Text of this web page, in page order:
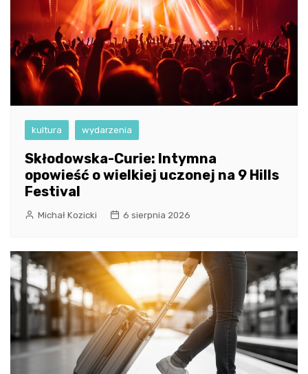
kultura wydarzenia
Skłodowska-Curie: Intymna
opowieść o wielkiej uczonej na 9 Hills
Festival
Michał Kozicki 6 sierpnia 2026